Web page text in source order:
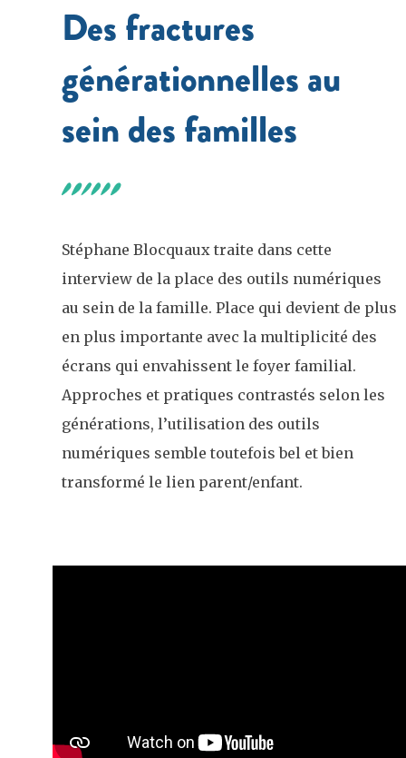
Des fractures
générationnelles au
sein des familles
Stéphane Blocquaux traite dans cette
interview de la place des outils numériques
au sein de la famille. Place qui devient de plus
en plus importante avec la multiplicité des
écrans qui envahissent le foyer familial.
Approches et pratiques contrastés selon les
générations, l’utilisation des outils
numériques semble toutefois bel et bien
transformé le lien parent/enfant.